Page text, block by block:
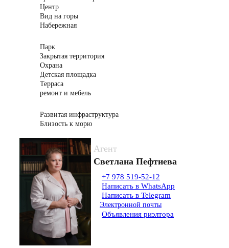
Центр
Вид на горы
Набережная
Парк
Закрытая территория
Охрана
Детская площадка
Терраса
ремонт и мебель
Развитая инфраструктура
Близость к морю
Агент
Светлана Пефтиева
+7 978 519-52-12
Написать в WhatsApp
Написать в Telegram
Электронной почты
Объявления риэлтора